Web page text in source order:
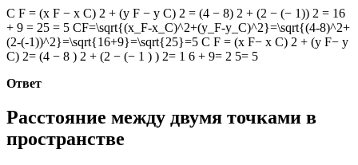
C F = (x F − x C) 2 + (y F − y C) 2 = (4 − 8) 2 + (2 − (− 1)) 2 = 16
+ 9 = 25 = 5 CF=\sqrt{(x_F-x_C)^2+(y_F-y_C)^2}=\sqrt{(4-8)^2+
(2-(-1))^2}=\sqrt{16+9}=\sqrt{25}=5 C F = (x F− x C) 2 + (y F− y
C) 2= (4 − 8 ) 2 + (2 − (− 1 ) ) 2= 1 6 + 9= 2 5​ = 5
Ответ
Расстояние между двумя точками в
пространстве